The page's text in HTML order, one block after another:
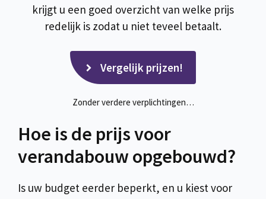
krijgt u een goed overzicht van welke prijs
redelijk is zodat u niet teveel betaalt.
Vergelijk prijzen!
Zonder verdere verplichtingen…
Hoe is de prijs voor
verandabouw opgebouwd?
Is uw budget eerder beperkt, en u kiest voor